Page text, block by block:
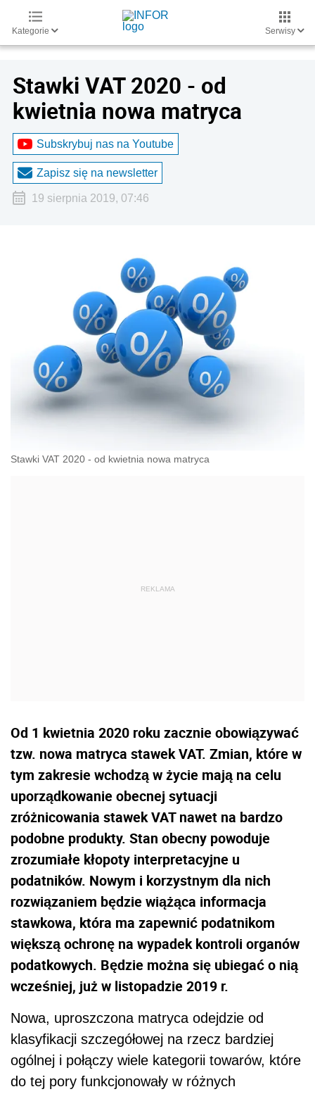
Kategorie Serwisy
Stawki VAT 2020 - od
kwietnia nowa matryca
Subskrybuj nas na Youtube
Zapisz się na newsletter
19 sierpnia 2019, 07:46
Stawki VAT 2020 - od kwietnia nowa matryca
Od 1 kwietnia 2020 roku zacznie obowiązywać
tzw. nowa matryca stawek VAT. Zmian, które w
tym zakresie wchodzą w życie mają na celu
uporządkowanie obecnej sytuacji
zróżnicowania stawek VAT nawet na bardzo
podobne produkty. Stan obecny powoduje
zrozumiałe kłopoty interpretacyjne u
podatników. Nowym i korzystnym dla nich
rozwiązaniem będzie wiążąca informacja
stawkowa, która ma zapewnić podatnikom
większą ochronę na wypadek kontroli organów
podatkowych. Będzie można się ubiegać o nią
wcześniej, już w listopadzie 2019 r.
Nowa, uproszczona matryca odejdzie od
klasyfikacji szczegółowej na rzecz bardziej
ogólnej i połączy wiele kategorii towarów, które
do tej pory funkcjonowały w różnych